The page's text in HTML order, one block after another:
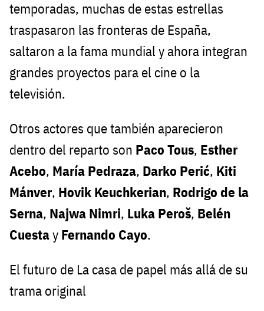
temporadas, muchas de estas estrellas
traspasaron las fronteras de España,
saltaron a la fama mundial y ahora integran
grandes proyectos para el cine o la
televisión.
Otros actores que también aparecieron
dentro del reparto son Paco Tous, Esther
Acebo, María Pedraza, Darko Perić, Kiti
Mánver, Hovik Keuchkerian, Rodrigo de la
Serna, Najwa Nimri, Luka Peroš, Belén
Cuestay Fernando Cayo.
El futuro de La casa de papel más allá de su
trama original